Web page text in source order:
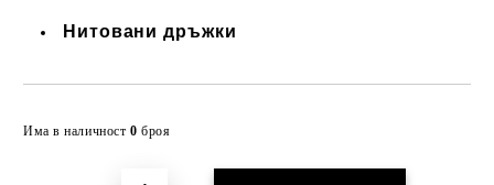
Нитовани дръжки
Има в наличност 0 броя